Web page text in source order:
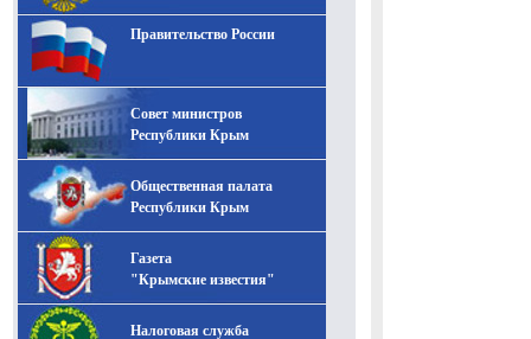
Правительство России
Совет министров
Республики Крым
Общественная палата
Республики Крым
Газета
"Крымские известия"
Налоговая служба